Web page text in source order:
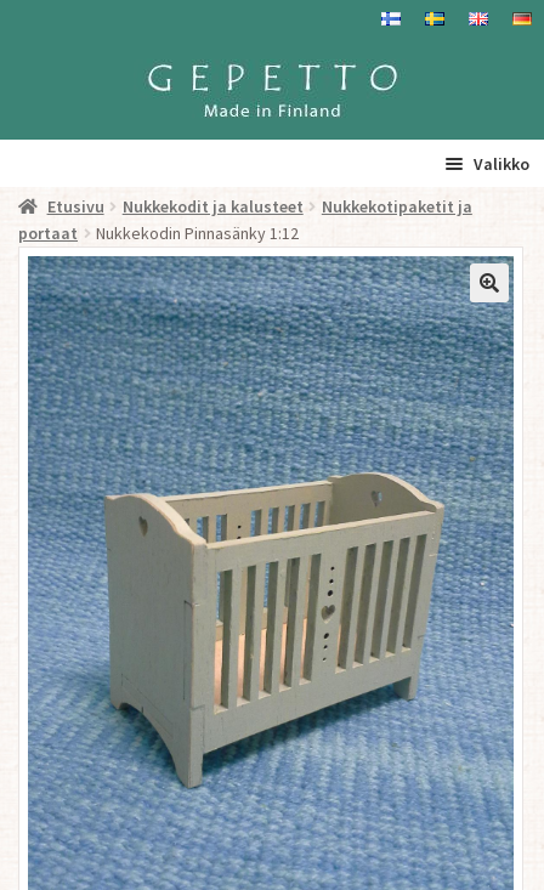
Siirry
Siirry
Valikko
Etusivu
Tuotteet
Yhteystiedot/ Gepetosta
Jälleenmyyjät ja agentit
Tavataan täällä
Gepetto Jälleenmyyjille
Etusivu Nukkekodit ja kalusteet
Nukkekotipaketit ja
portaat
Nukkekodin Pinnasänky 1:12